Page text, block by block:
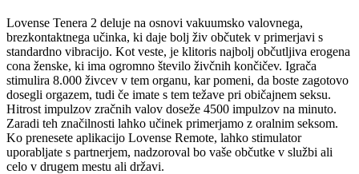
Lovense Tenera 2 deluje na osnovi vakuumsko valovnega,
brezkontaktnega učinka, ki daje bolj živ občutek v primerjavi s
standardno vibracijo. Kot veste, je klitoris najbolj občutljiva erogena
cona ženske, ki ima ogromno število živčnih končičev. Igrača
stimulira 8.000 živcev v tem organu, kar pomeni, da boste zagotovo
dosegli orgazem, tudi če imate s tem težave pri običajnem seksu.
Hitrost impulzov zračnih valov doseže 4500 impulzov na minuto.
Zaradi teh značilnosti lahko učinek primerjamo z oralnim seksom.
Ko prenesete aplikacijo Lovense Remote, lahko stimulator
uporabljate s partnerjem, nadzoroval bo vaše občutke v službi ali
celo v drugem mestu ali državi.